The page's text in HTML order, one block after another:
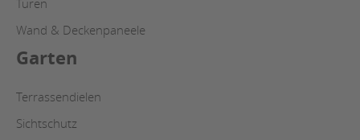
Wand & Deckenpaneele
Garten
Terrassendielen
Sichtschutz